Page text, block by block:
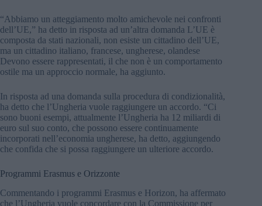
“Abbiamo un atteggiamento molto amichevole nei confronti
dell’UE,” ha detto in risposta ad un’altra domanda L’UE è
composta da stati nazionali, non esiste un cittadino dell’UE,
ma un cittadino italiano, francese, ungherese, olandese
Devono essere rappresentati, il che non è un comportamento
ostile ma un approccio normale, ha aggiunto.
In risposta ad una domanda sulla procedura di condizionalità,
ha detto che l’Ungheria vuole raggiungere un accordo. “Ci
sono buoni esempi, attualmente l’Ungheria ha 12 miliardi di
euro sul suo conto, che possono essere continuamente
incorporati nell’economia ungherese, ha detto, aggiungendo
che confida che si possa raggiungere un ulteriore accordo.
Programmi Erasmus e Orizzonte
Commentando i programmi Erasmus e Horizon, ha affermato
che l’Ungheria vuole concordare con la Commissione per